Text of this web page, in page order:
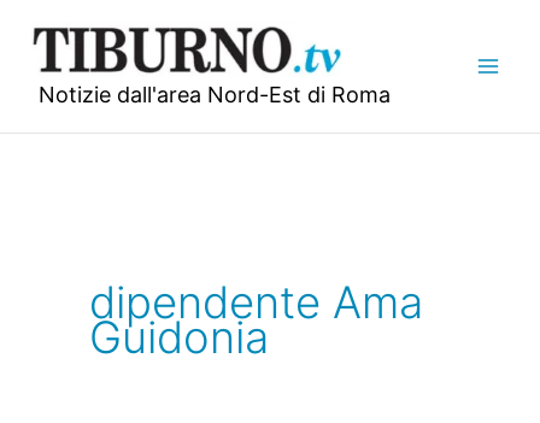
contenuto
Notizie dall'area Nord-Est di Roma
dipendente Ama
Guidonia